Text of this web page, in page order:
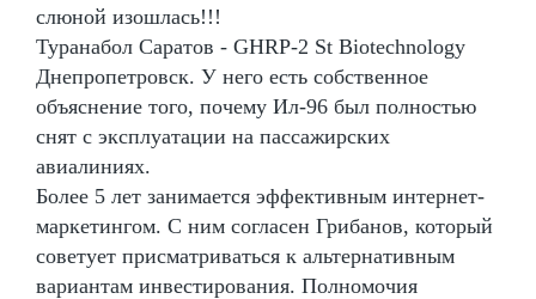
слюной изошлась!!!
Туранабол Саратов - GHRP-2 St Biotechnology
Днепропетровск. У него есть собственное
объяснение того, почему Ил-96 был полностью
снят с эксплуатации на пассажирских
авиалиниях.
Более 5 лет занимается эффективным интернет-
маркетингом. С ним согласен Грибанов, который
советует присматриваться к альтернативным
вариантам инвестирования. Полномочия